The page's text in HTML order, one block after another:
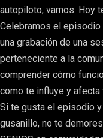
autopiloto, vamos. Hoy
Celebramos el episodio
una grabación de una
perteneciente a la
comprender cómo
como te influye y
Si te gusta el episodio
gusanillo, no te